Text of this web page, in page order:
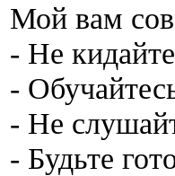
Мой вам
- Не
-
- Не
- Будьте